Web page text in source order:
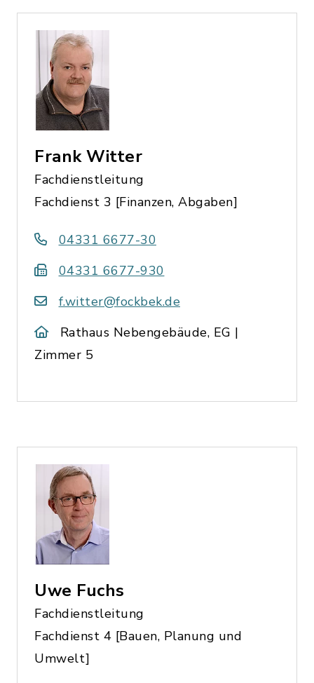
Frank Witter
Fachdienstleitung
Fachdienst 3 [Finanzen, Abgaben]
04331 6677-30
04331 6677-930
f.witter@fockbek.de
Rathaus Nebengebäude, EG |
Zimmer 5
Uwe Fuchs
Fachdienstleitung
Fachdienst 4 [Bauen, Planung und
Umwelt]